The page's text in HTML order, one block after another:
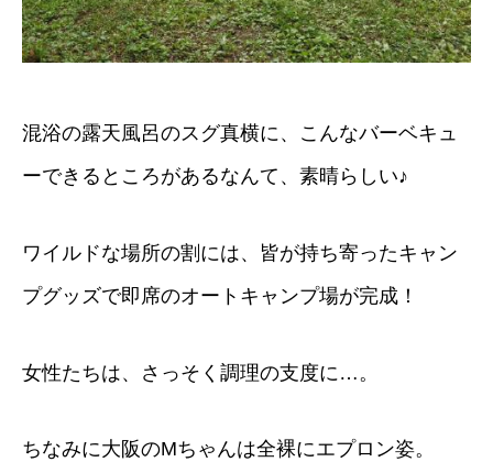
混浴の露天風呂のスグ真横に、こんなバーベキュ
ーできるところがあるなんて、素晴らしい♪
ワイルドな場所の割には、皆が持ち寄ったキャン
プグッズで即席のオートキャンプ場が完成！
女性たちは、さっそく調理の支度に…。
ちなみに大阪のMちゃんは全裸にエプロン姿。